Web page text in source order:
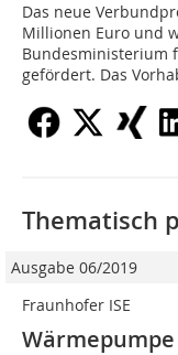
Das neue
Millionen Euro und
Bundesministerium
gefördert. Das
Thematisch
Ausgabe 06/2019
Fraunhofer ISE